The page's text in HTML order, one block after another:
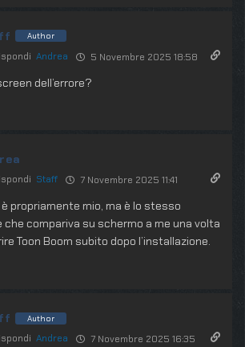
Author
Andrea 5 Novembre 2025 18:58
dell’errore?
Staff 7 Novembre 2025 11:41
propriamente mio, ma è lo stesso
che compariva su schermo a me una volta
Toon Boom subito dopo l’installazione.
Author
Andrea 7 Novembre 2025 16:35